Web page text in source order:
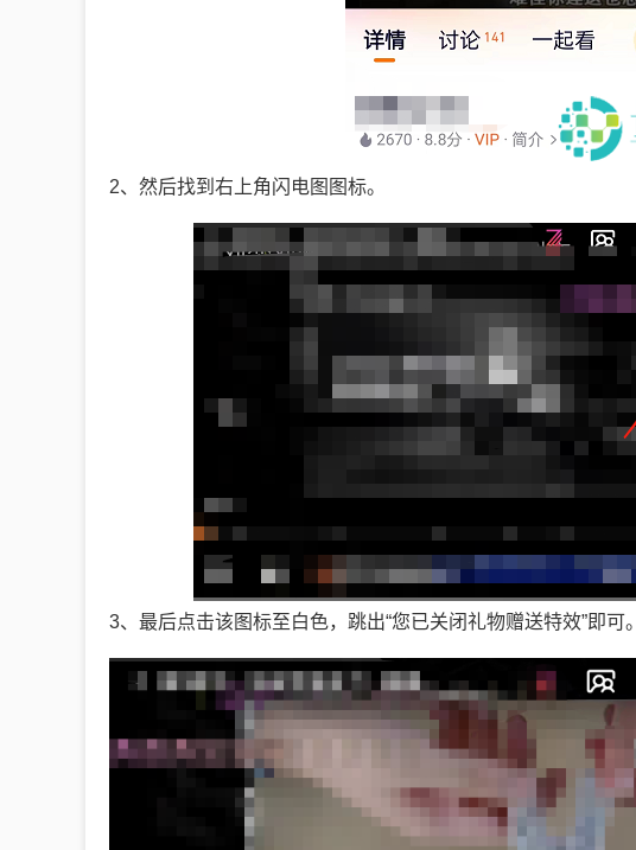
2、然后找到右上角闪电图图标。
3、最后点击该图标至白色，跳出“您已关闭礼物赠送特效”即可。